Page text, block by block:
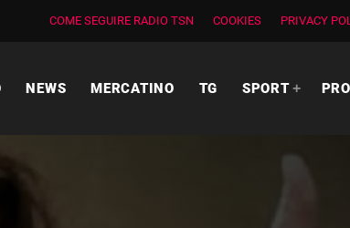
COME SEGUIRE RADIO TSN COOKIES PRIVACY
NEWS MERCATINO TG SPORT